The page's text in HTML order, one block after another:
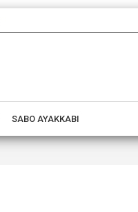
SABO AYAKKABI